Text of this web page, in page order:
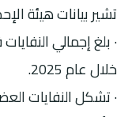
تشير بيانات هيئة
خلال عام 2025.
· تشكل النفايات العضوية 45.7% من إجمالي